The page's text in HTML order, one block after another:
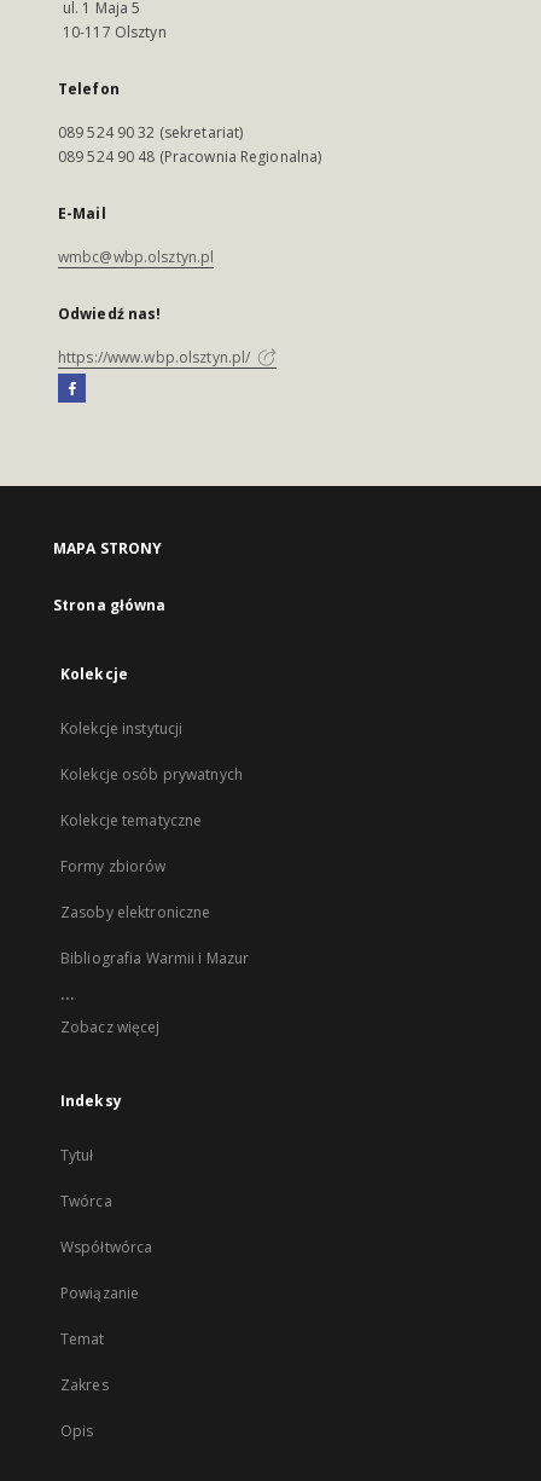
ul. 1 Maja 5
10-117 Olsztyn
Telefon
089 524 90 32 (sekretariat)
089 524 90 48 (Pracownia Regionalna)
E-Mail
wmbc@wbp.olsztyn.pl
Odwiedź nas!
https://www.wbp.olsztyn.pl/
MAPA STRONY
Strona główna
Kolekcje
Kolekcje instytucji
Kolekcje osób prywatnych
Kolekcje tematyczne
Formy zbiorów
Zasoby elektroniczne
Bibliografia Warmii i Mazur
...
Zobacz więcej
Indeksy
Tytuł
Twórca
Współtwórca
Powiązanie
Temat
Zakres
Opis